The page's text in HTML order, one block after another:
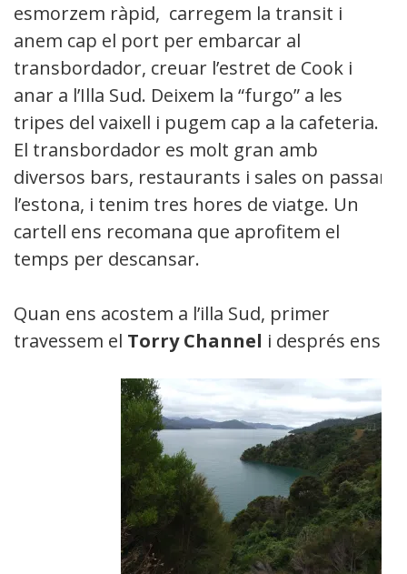
esmorzem ràpid, carregem la transit i
anem cap el port per embarcar al
transbordador, creuar l’estret de Cook i
anar a l’Illa Sud. Deixem la “furgo” a les
tripes del vaixell i pugem cap a la cafeteria.
El transbordador es molt gran amb
diversos bars, restaurants i sales on passar
l’estona, i tenim tres hores de viatge. Un
cartell ens recomana que aprofitem el
temps per descansar.
Quan ens acostem a l’illa Sud, primer
travessem el Torry Channel i després ens